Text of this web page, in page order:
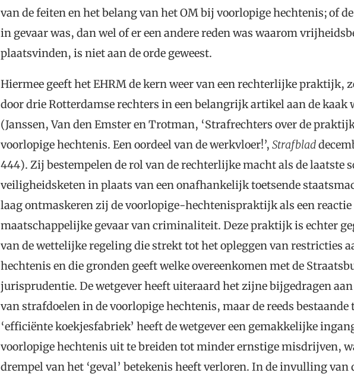
van de feiten en het belang van het OM bij voorlopige hechtenis; of
in gevaar was, dan wel of er een andere reden was waarom
plaatsvinden, is niet aan de orde geweest.
Hiermee geeft het EHRM de kern weer van een rechterlijke praktijk,
door drie Rotterdamse rechters in een belangrijk artikel aan de kaak
(Janssen, Van den Emster en Trotman, ‘Strafrechters over de
voorlopige hechtenis. Een oordeel van de werkvloer!’, Strafblad
444). Zij bestempelen de rol van de rechterlijke macht als de laatste
veiligheidsketen in plaats van een onafhankelijk toetsende
laag ontmaskeren zij de voorlopige-hechtenispraktijk als een reactie
maatschappelijke gevaar van criminaliteit. Deze praktijk is echter
van de wettelijke regeling die strekt tot het opleggen van restricties
hechtenis en die gronden geeft welke overeenkomen met de
jurisprudentie. De wetgever heeft uiteraard het zijne bijgedragen
van strafdoelen in de voorlopige hechtenis, maar de reeds bestaande
‘efficiënte koekjesfabriek’ heeft de wetgever een gemakkelijke
voorlopige hechtenis uit te breiden tot minder ernstige misdrijven,
drempel van het ‘geval’ betekenis heeft verloren. In de invulling van